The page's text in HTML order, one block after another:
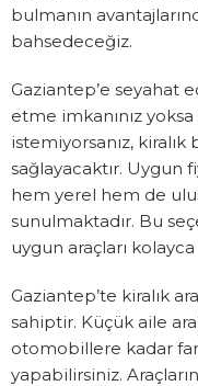
bulmanın
bahsedeceğiz.
Gaziantep’e seyahat
etme imkanınız
istemiyorsanız,
sağlayacaktır. Uygun
hem yerel hem de
sunulmaktadır. Bu
uygun araçları
Gaziantep’te kiralık
sahiptir. Küçük aile
otomobillere kadar
yapabilirsiniz.